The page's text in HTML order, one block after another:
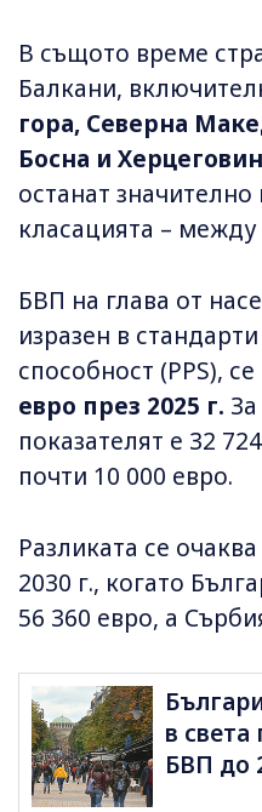
В същото време
Балкани,
гора, Северна
Босна и
останат
класацията –
БВП на глава от
изразен в
способност (PPS),
евро през 2025 г.
показателят е 32
почти 10 000 евро.
Разликата се
2030 г., когато
56 360 евро, а
в
БВП до